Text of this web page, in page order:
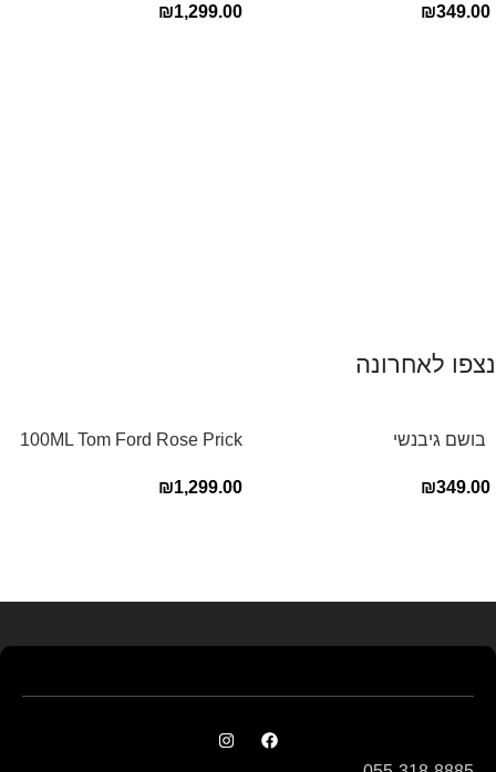
₪349.00
₪1,299.00
נצפו לאחרונה
‏ בושם גיבנשי
E.D.P 80ml ‏
₪349.00
100ML Tom Ford Rose Prick
₪1,299.00